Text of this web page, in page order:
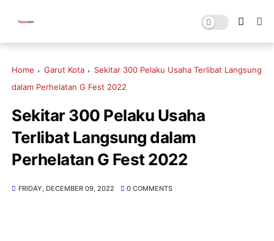
Home Garut Kota
Sekitar 300 Pelaku Usaha Terlibat Langsung
dalam Perhelatan G Fest 2022
Sekitar 300 Pelaku Usaha
Terlibat Langsung dalam
Perhelatan G Fest 2022
FRIDAY, DECEMBER 09, 2022 0 COMMENTS